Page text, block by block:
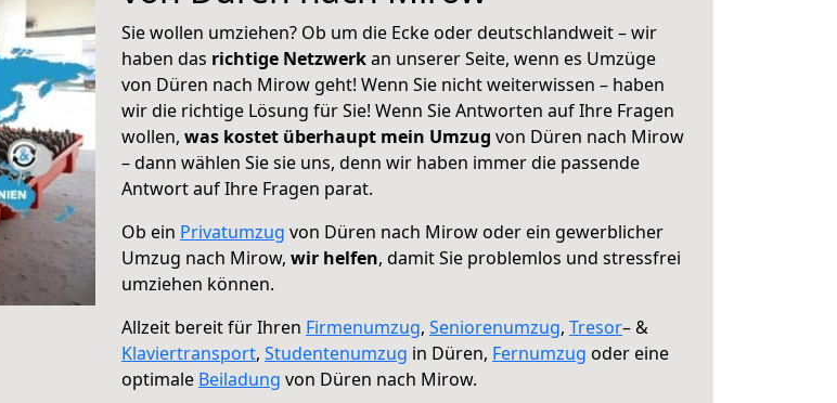
Sie wollen umziehen? Ob um die Ecke oder deutschlandweit – wir
haben das richtige Netzwerkan unserer Seite, wenn es Umzüge
von Düren nach Mirow geht! Wenn Sie nicht weiterwissen – haben
wir die richtige Lösung für Sie! Wenn Sie Antworten auf Ihre Fragen
wollen, was kostet überhaupt mein Umzug von Düren nach Mirow
– dann wählen Sie sie uns, denn wir haben immer die passende
Antwort auf Ihre Fragen parat.
Ob ein Privatumzug von Düren nach Mirow oder ein gewerblicher
Umzug nach Mirow, wir helfen, damit Sie problemlos und stressfrei
umziehen können.
Allzeit bereit für Ihren Firmenumzug, Seniorenumzug, Tresor– &
Klaviertransport, Studentenumzug in Düren, Fernumzug oder eine
optimale Beiladung von Düren nach Mirow.